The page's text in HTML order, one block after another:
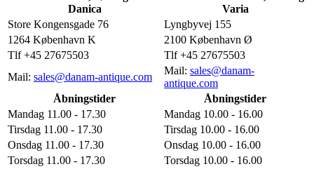
Danica
Varia
Store Kongensgade 76
Lyngbyvej 155
1264 København K
2100 København Ø
Tlf +45 27675503
Tlf +45 27675503
Mail: sales@danam-antique.com
Mail: sales@danam-
antique.com
Åbningstider
Åbningstider
Mandag 11.00 - 17.30
Mandag 10.00 - 16.00
Tirsdag 11.00 - 17.30
Tirsdag 10.00 - 16.00
Onsdag 11.00 - 17.30
Onsdag 10.00 - 16.00
Torsdag 11.00 - 17.30
Torsdag 10.00 - 16.00